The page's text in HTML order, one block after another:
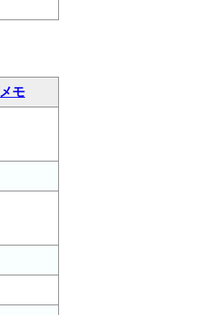
モ